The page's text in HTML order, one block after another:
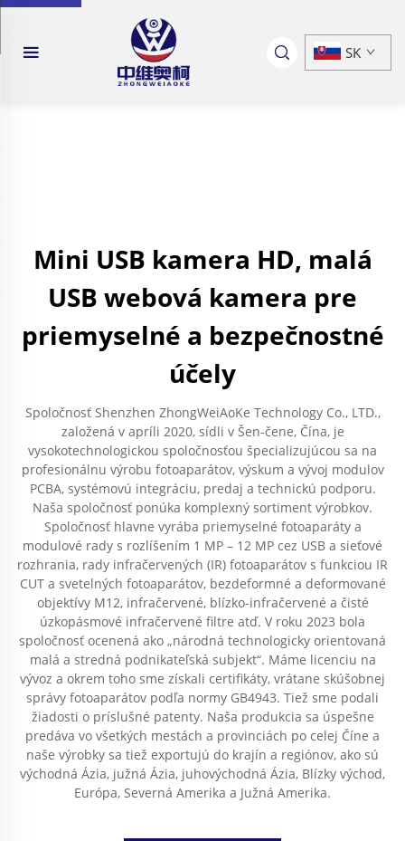
SK
Mini USB kamera HD, malá
USB webová kamera pre
priemyselné a bezpečnostné
účely
Spoločnosť Shenzhen ZhongWeiAoKe Technology Co., LTD.,
založená v apríli 2020, sídli v Šen-čene, Čína, je
vysokotechnologickou spoločnosťou špecializujúcou sa na
profesionálnu výrobu fotoaparátov, výskum a vývoj modulov
PCBA, systémovú integráciu, predaj a technickú podporu.
Naša spoločnosť ponúka komplexný sortiment výrobkov.
Spoločnosť hlavne vyrába priemyselné fotoaparáty a
modulové rady s rozlíšením 1 MP – 12 MP cez USB a sieťové
rozhrania, rady infračervených (IR) fotoaparátov s funkciou IR
CUT a svetelných fotoaparátov, bezdeformné a deformované
objektívy M12, infračervené, blízko-infračervené a čisté
úzkopásmové infračervené filtre atď. V roku 2023 bola
spoločnosť ocenená ako „národná technologicky orientovaná
malá a stredná podnikateľská subjekt“. Máme licenciu na
vývoz a okrem toho sme získali certifikáty, vrátane skúšobnej
správy fotoaparátov podľa normy GB4943. Tiež sme podali
žiadosti o príslušné patenty. Naša produkcia sa úspešne
predáva vo všetkých mestách a provinciách po celej Číne a
naše výrobky sa tiež exportujú do krajín a regiónov, ako sú
východná Ázia, južná Ázia, juhovýchodná Ázia, Blízky východ,
Európa, Severná Amerika a Južná Amerika.